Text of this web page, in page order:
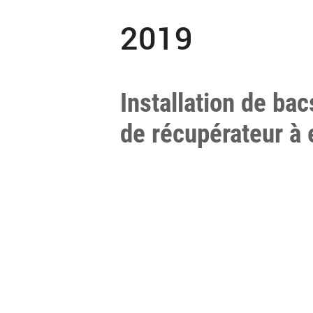
2019
Installation de
de récupérateur à